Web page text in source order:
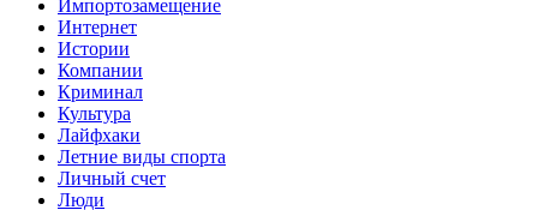
Импортозамещение
Интернет
Истории
Компании
Криминал
Культура
Лайфхаки
Летние виды спорта
Личный счет
Люди